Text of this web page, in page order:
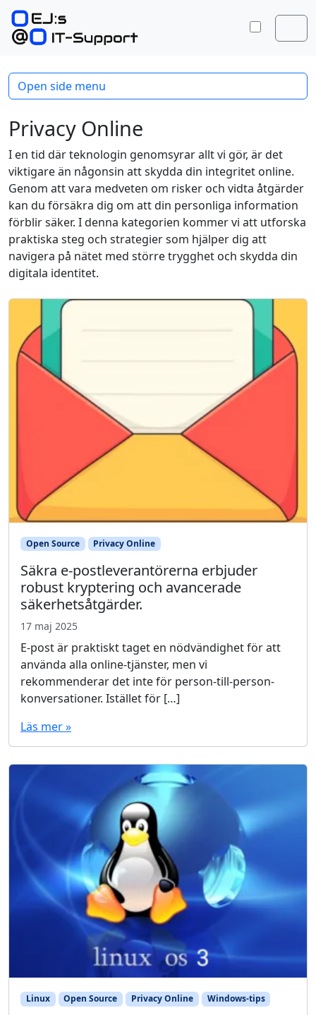
Skip to content
Skip to footer
Privacy Online
I en tid där teknologin genomsyrar allt vi gör, är det
viktigare än någonsin att skydda din integritet online.
Genom att vara medveten om risker och vidta åtgärder
kan du försäkra dig om att din personliga information
förblir säker. I denna kategorien kommer vi att utforska
praktiska steg och strategier som hjälper dig att
navigera på nätet med större trygghet och skydda din
digitala identitet.
Open Source Privacy Online
Säkra e-postleverantörerna erbjuder
robust kryptering och avancerade
säkerhetsåtgärder.
17 maj 2025
E-post är praktiskt taget en nödvändighet för att
använda alla online-tjänster, men vi
rekommenderar det inte för person-till-person-
konversationer. Istället för […]
Läs mer »
Linux Open Source Privacy Online Windows-tips
Open side menu